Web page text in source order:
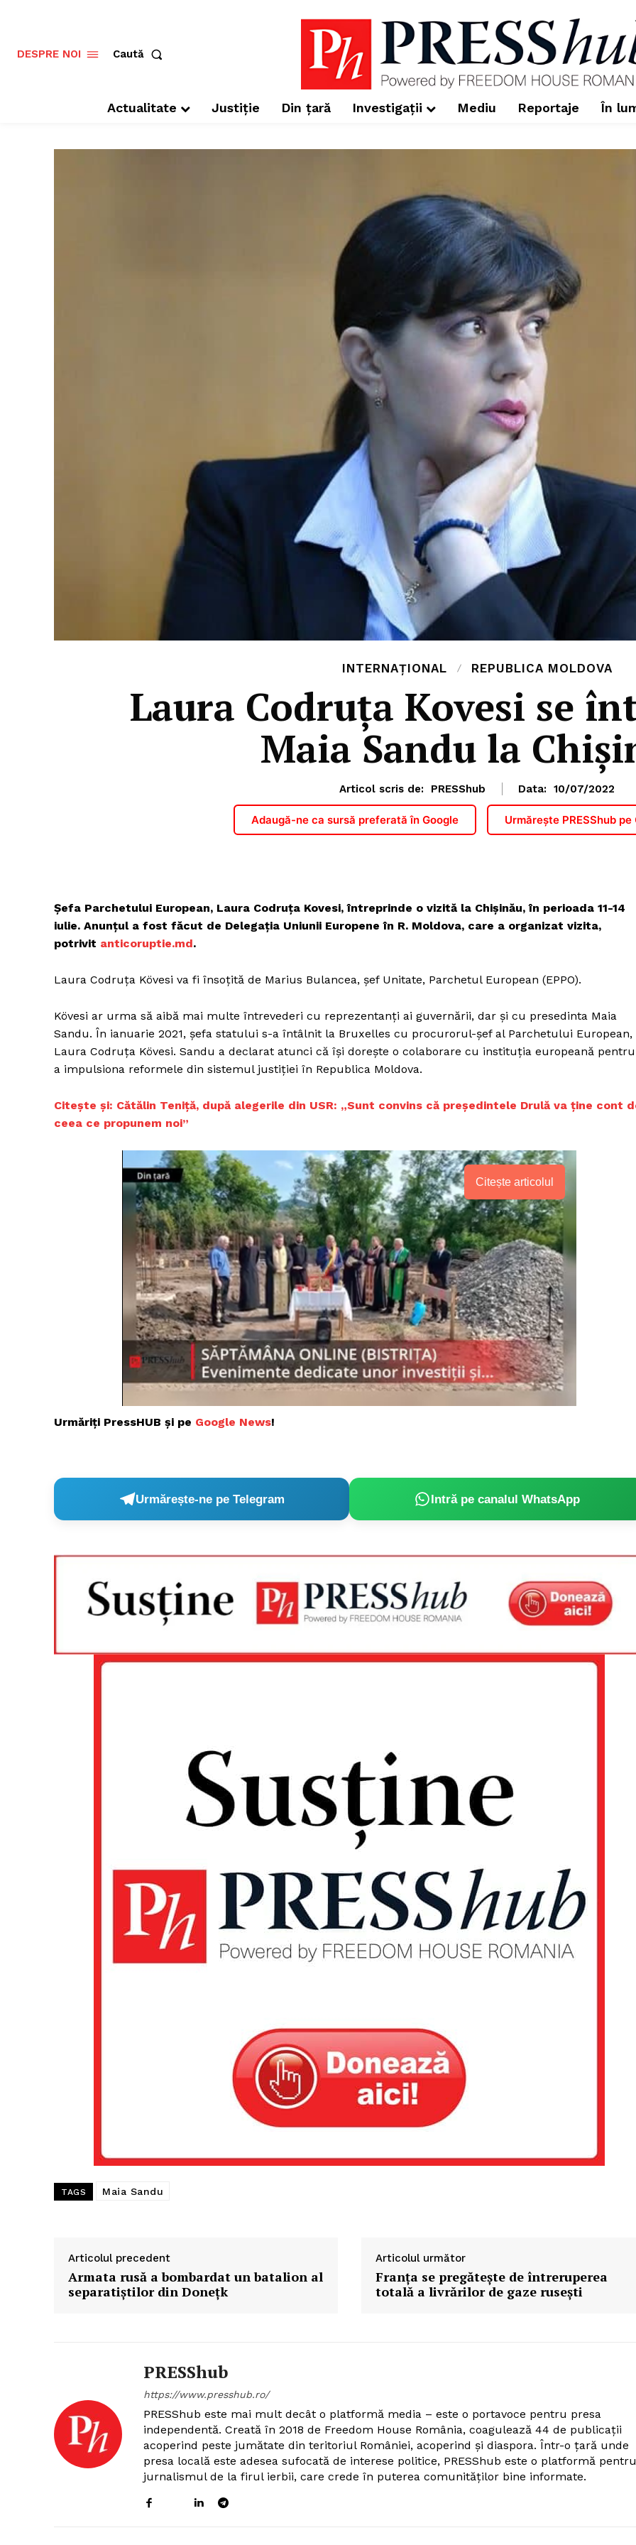
Un proiect
Proiecte editoriale
Rețea
DESPRE NOI Caută
Actualitate Justiție Din țară Investigații Mediu Reportaje În
INTERNAȚIONAL REPUBLICA MOLDOVA
Laura Codruța Kovesi se
Maia Sandu la
Articol scris de: PRESShub Data: 10/07/2022
Adaugă-ne ca sursă preferată în Google Urmărește PRESShub
Șefa Parchetului European, Laura Codruța Kovesi, întreprinde o vizită la Chișinău, în perioada 11-14
iulie. Anunțul a fost făcut de Delegația Uniunii Europene în R. Moldova, care a organizat vizita,
potrivit anticoruptie.md.
Laura Codruța Kövesi va fi însoțită de Marius Bulancea, șef Unitate, Parchetul European (EPPO).
Kövesi ar urma să aibă mai multe întrevederi cu reprezentanți ai guvernării, dar și cu presedinta Maia
Sandu. În ianuarie 2021, șefa statului s-a întâlnit la Bruxelles cu procurorul-șef al Parchetului European,
Laura Codruța Kövesi. Sandu a declarat atunci că își dorește o colaborare cu instituția europeană pentru
a impulsiona reformele din sistemul justiției în Republica Moldova.
Citeşte şi: Cătălin Teniță, după alegerile din USR: „Sunt convins că președintele Drulă va ține cont
ceea ce propunem noi”
Citește articolul
Urmăriți PressHUB și pe Google News!
Urmărește-ne pe Telegram Intră pe canalul WhatsApp
TAGS Maia Sandu
Articolul precedent
Armata rusă a bombardat un batalion al
separatiștilor din Donețk
Articolul următor
Franţa se pregăteşte de întreruperea
totală a livrărilor de gaze ruseşti
PRESShub
https://www.presshub.ro/
PRESShub este mai mult decât o platformă media – este o portavoce pentru presa
independentă. Creată în 2018 de Freedom House România, coagulează 44 de publicații
acoperind peste jumătate din teritoriul României, acoperind și diaspora. Într-o țară unde
presa locală este adesea sufocată de interese politice, PRESShub este o platformă pentru
jurnalismul de la firul ierbii, care crede în puterea comunităților bine informate.